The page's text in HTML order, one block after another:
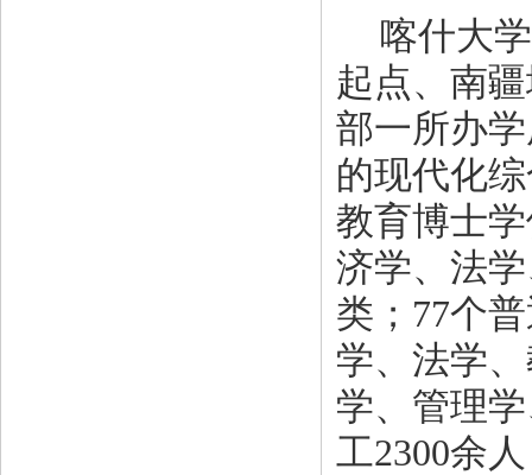
喀什大
起点、南
部一所办
的现代化
教育博士
济学、法
类；77个
学、法学
学、管理
工2300余